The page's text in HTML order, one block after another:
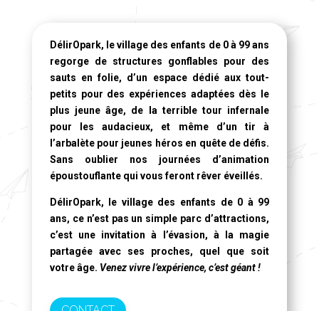
DélirOpark, le village des enfants de 0 à 99 ans
regorge de structures gonflables pour des
sauts en folie, d’un espace dédié aux tout-
petits pour des expériences adaptées dès le
plus jeune âge, de la terrible tour infernale
pour les audacieux, et même d’un tir à
l’arbalète pour jeunes héros en quête de défis.
Sans oublier nos journées d’animation
époustouflante qui vous feront rêver éveillés.
DélirOpark, le village des enfants de 0 à 99
ans, ce n’est pas un simple parc d’attractions,
c’est une invitation à l’évasion, à la magie
partagée avec ses proches, quel que soit
votre âge. Venez vivre l’expérience, c’est géant !